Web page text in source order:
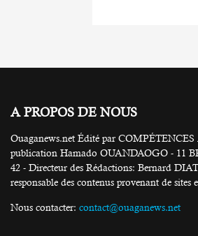
A PROPOS DE NOUS
Ouaganews.net Édité par
publication Hamado OUANDAOGO - 11
42 - Directeur des Rédactions: Bernard
responsable des contenus provenant de sites
Nous contacter: contact@ouaganews.net